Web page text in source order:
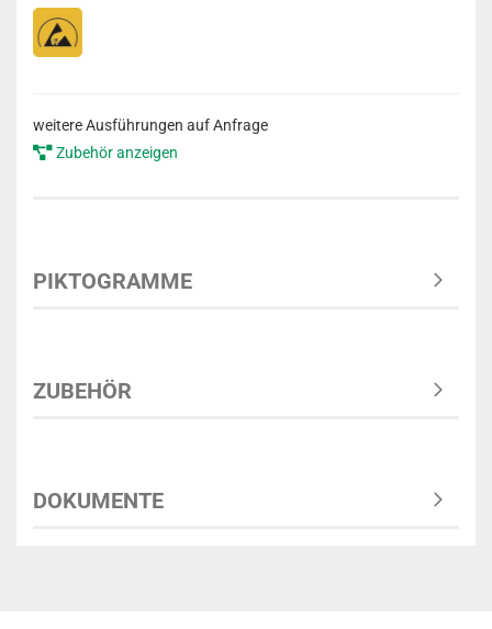
weitere Ausführungen auf Anfrage
Zubehör anzeigen
PIKTOGRAMME
ZUBEHÖR
DOKUMENTE